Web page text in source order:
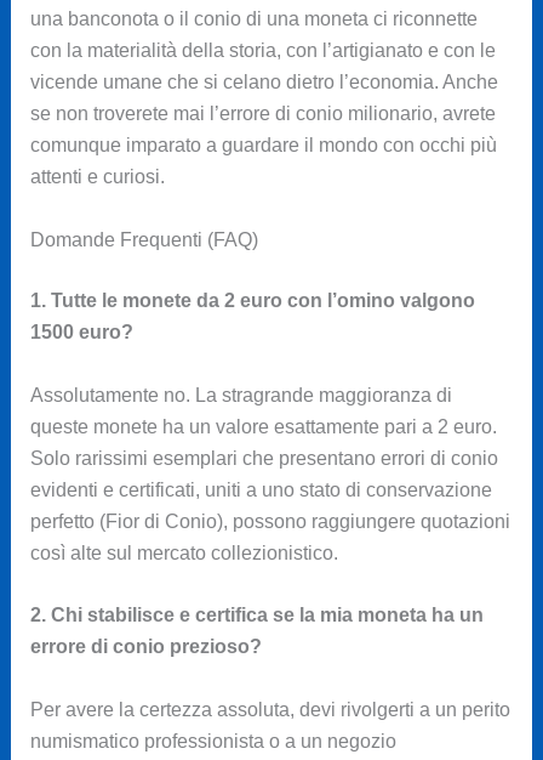
una banconota o il conio di una moneta ci riconnette
con la materialità della storia, con l’artigianato e con le
vicende umane che si celano dietro l’economia. Anche
se non troverete mai l’errore di conio milionario, avrete
comunque imparato a guardare il mondo con occhi più
attenti e curiosi.
Domande Frequenti (FAQ)
1. Tutte le monete da 2 euro con l’omino valgono
1500 euro?
Assolutamente no. La stragrande maggioranza di
queste monete ha un valore esattamente pari a 2 euro.
Solo rarissimi esemplari che presentano errori di conio
evidenti e certificati, uniti a uno stato di conservazione
perfetto (Fior di Conio), possono raggiungere quotazioni
così alte sul mercato collezionistico.
2. Chi stabilisce e certifica se la mia moneta ha un
errore di conio prezioso?
Per avere la certezza assoluta, devi rivolgerti a un perito
numismatico professionista o a un negozio